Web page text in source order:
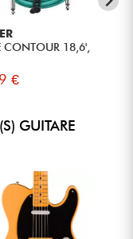
CONTOUR 18,6',
€
GUITARE